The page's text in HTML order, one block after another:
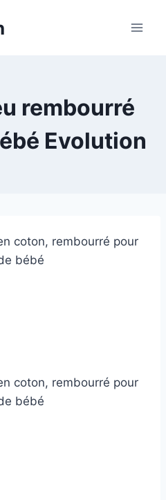
rembourré
Evolution
coton, rembourré pour
bébé
coton, rembourré pour
bébé